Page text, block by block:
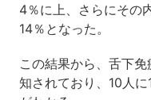
4％に上、さらにその
14％となった。
この結果から、舌下
知されており、10人